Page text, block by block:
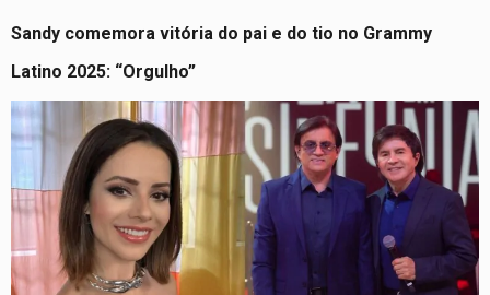
Sandy comemora vitória do pai e do tio no Grammy
Latino 2025: “Orgulho”